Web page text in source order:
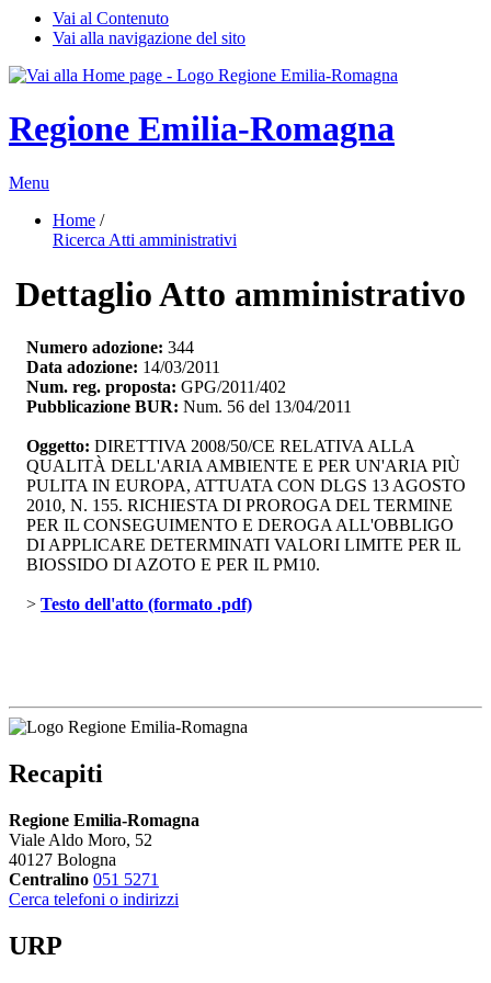
Vai al Contenuto
Vai alla navigazione del sito
Regione Emilia-Romagna
Menu
Home /
Ricerca Atti amministrativi
Dettaglio Atto amministrativo
Numero adozione: 344
Data adozione: 14/03/2011
Num. reg. proposta: GPG/2011/402
Pubblicazione BUR: Num. 56 del 13/04/2011
Oggetto: DIRETTIVA 2008/50/CE RELATIVA ALLA
QUALITÀ DELL'ARIA AMBIENTE E PER UN'ARIA PIÙ
PULITA IN EUROPA, ATTUATA CON DLGS 13 AGOSTO
2010, N. 155. RICHIESTA DI PROROGA DEL TERMINE
PER IL CONSEGUIMENTO E DEROGA ALL'OBBLIGO
DI APPLICARE DETERMINATI VALORI LIMITE PER IL
BIOSSIDO DI AZOTO E PER IL PM10.
> Testo dell'atto (formato .pdf)
Recapiti
Regione Emilia-Romagna
Viale Aldo Moro, 52
40127 Bologna
Centralino 051 5271
Cerca telefoni o indirizzi
URP